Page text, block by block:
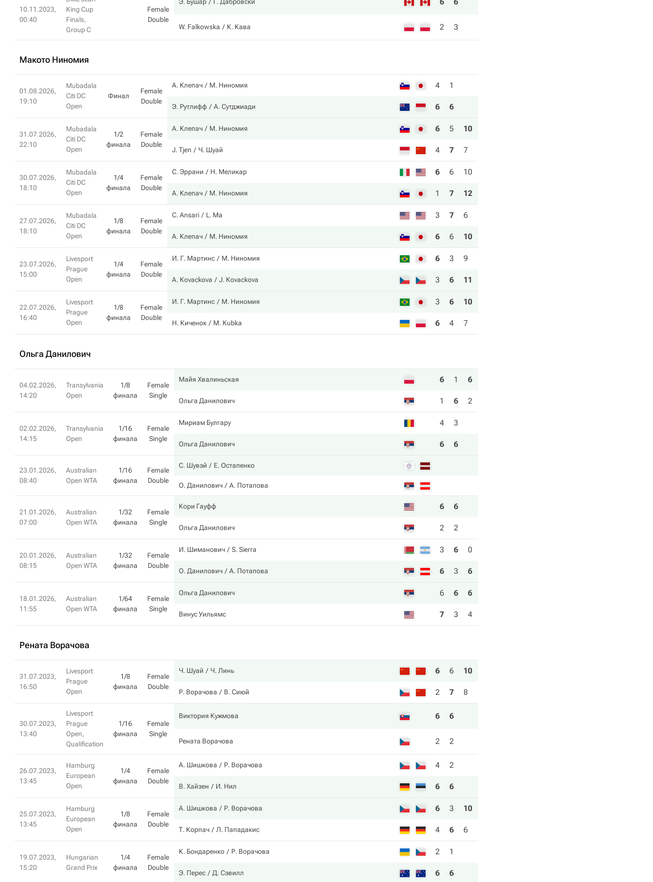
10.11.2023,
00:40
King Cup
Finals,
Group C
Female
Double
W. Falkowska К. Кава 2 3
Макото Ниномия
01.08.2026,
19:10
Mubadala
Citi DC
Open
Финал
Female
Double
А. Клепач М. Ниномия 4 1
Э. Рутлифф А. Сутджиади 6 6
31.07.2026,
22:10
Mubadala
Citi DC
Open
1/2
финала
Female
Double
А. Клепач М. Ниномия 6 5 10
J. Tjen Ч. Шуай 4 7 7
30.07.2026,
18:10
Mubadala
Citi DC
Open
1/4
финала
Female
Double
С. Эррани Н. Меликар 6 6 10
А. Клепач М. Ниномия 1 7 12
27.07.2026,
18:10
Mubadala
Citi DC
Open
1/8
финала
Female
Double
C. Ansari L. Ma 3 7 6
А. Клепач М. Ниномия 6 6 10
23.07.2026,
15:00
Livesport
Prague
Open
1/4
финала
Female
Double
И. Г. Мартинс М. Ниномия 6 3 9
A. Kovackova J. Kovackova 3 6 11
22.07.2026,
16:40
Livesport
Prague
Open
1/8
финала
Female
Double
И. Г. Мартинс М. Ниномия 3 6 10
Н. Киченок M. Kubka 6 4 7
Ольга Данилович
04.02.2026,
14:20
Transylvania
Open
1/8
финала
Female
Single
Майя Хвалиньская 6 1 6
Ольга Данилович 1 6 2
02.02.2026,
14:15
Transylvania
Open
1/16
финала
Female
Single
Мириам Булгару 4 3
Ольга Данилович 6 6
23.01.2026,
08:40
Australian
Open WTA
1/16
финала
Female
Double
С. Шувэй Е. Остапенко
О. Данилович А. Потапова
21.01.2026,
07:00
Australian
Open WTA
1/32
финала
Female
Single
Кори Гауфф 6 6
Ольга Данилович 2 2
20.01.2026,
08:15
Australian
Open WTA
1/32
финала
Female
Double
И. Шиманович S. Sierra 3 6 0
О. Данилович А. Потапова 6 3 6
18.01.2026,
11:55
Australian
Open WTA
1/64
финала
Female
Single
Ольга Данилович 6 6 6
Винус Уильямс 7 3 4
Рената Ворачова
31.07.2023,
16:50
Livesport
Prague
Open
1/8
финала
Female
Double
Ч. Шуай Ч. Линь 6 6 10
Р. Ворачова В. Сиюй 2 7 8
30.07.2023,
13:40
Livesport
Prague
Open,
Qualification
1/16
финала
Female
Single
Виктория Кужмова 6 6
Рената Ворачова 2 2
26.07.2023,
13:45
Hamburg
European
Open
1/4
финала
Female
Double
А. Шишкова Р. Ворачова 4 2
В. Хайзен И. Нил 6 6
25.07.2023,
13:45
Hamburg
European
Open
1/8
финала
Female
Double
А. Шишкова Р. Ворачова 6 3 10
Т. Корпач Л. Пападакис 4 6 6
19.07.2023,
15:20
Hungarian
Grand Prix
1/4
финала
Female
Double
К. Бондаренко Р. Ворачова 2 1
Э. Перес Д. Сэвилл 6 6